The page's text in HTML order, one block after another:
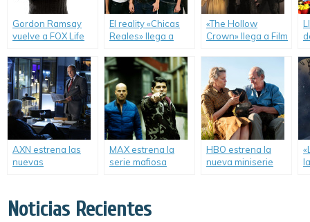
Gordon Ramsay
vuelve a FOX Life
temporada de
«Kitchen
Nightmares».
El reality «Chicas
Reales» llega a
«The Hollow
Crown» llega a Film
AXN estrena las
nuevas
«Resurrection».
MAX estrena la
serie mafiosa
HBO estrena la
nueva miniserie
Noticias Recientes